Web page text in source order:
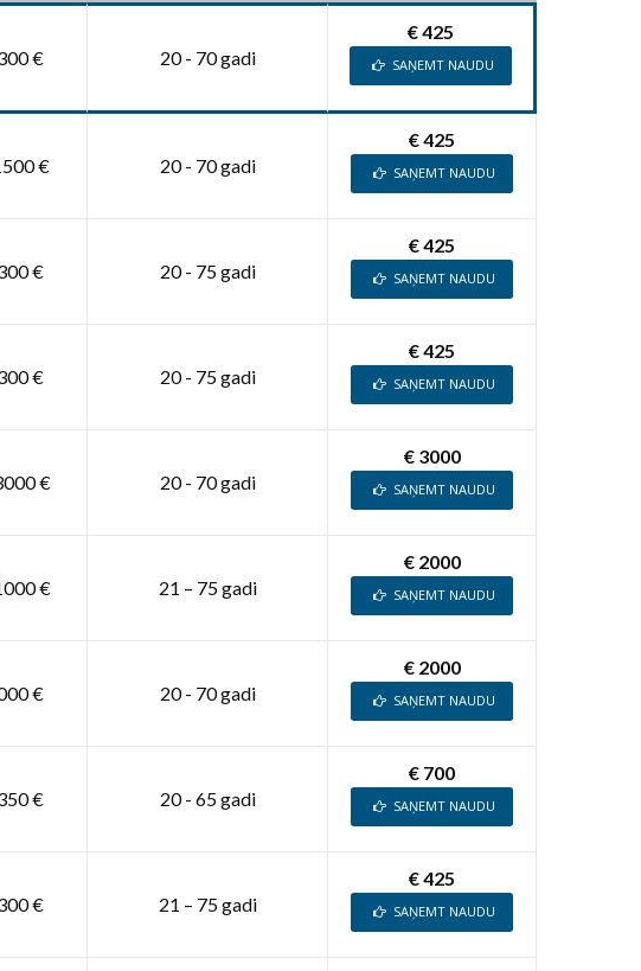
€ 20 - 70 gadi
€ 425
SAŅEMT NAUDU
€ 20 - 70 gadi
€ 425
SAŅEMT NAUDU
€ 20 - 75 gadi
€ 425
SAŅEMT NAUDU
€ 20 - 75 gadi
€ 425
SAŅEMT NAUDU
€ 20 - 70 gadi
€ 3000
SAŅEMT NAUDU
€ 21 – 75 gadi
€ 2000
SAŅEMT NAUDU
€ 20 - 70 gadi
€ 2000
SAŅEMT NAUDU
€ 20 - 65 gadi
€ 700
SAŅEMT NAUDU
€ 21 – 75 gadi
€ 425
SAŅEMT NAUDU